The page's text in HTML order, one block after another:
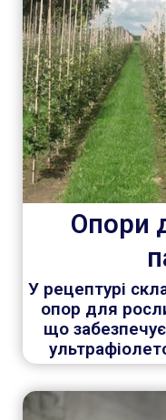
Опори
У рецептурі
опор для
що